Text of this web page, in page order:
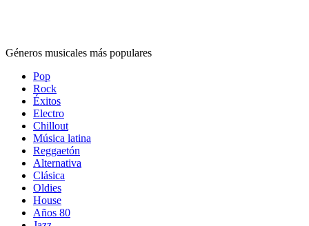
Géneros musicales más populares
Pop
Rock
Éxitos
Electro
Chillout
Música latina
Reggaetón
Alternativa
Clásica
Oldies
House
Años 80